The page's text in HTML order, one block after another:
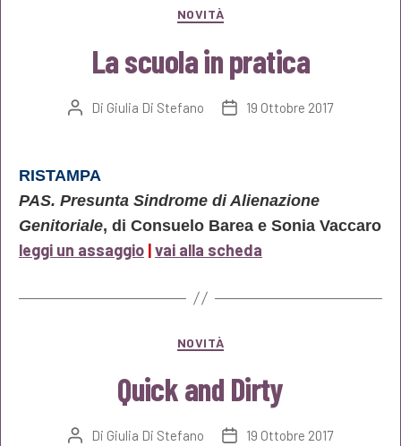
Categorie
NOVITÀ
La scuola in pratica
Autore
Di Giulia Di Stefano
Data19 Ottobre 2017
RISTAMPA
PAS. Presunta Sindrome di Alienazione
Genitoriale, di Consuelo Barea e Sonia Vaccaro
leggi un assaggio |vai alla scheda
Categorie
NOVITÀ
Quick and Dirty
Autore
Di Giulia Di Stefano
Data19 Ottobre 2017